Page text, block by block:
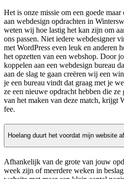
Het is onze missie om een goede
aan webdesign opdrachten in
weten wij hoe lastig het kan zijn om
ons passen. Niet iedere webdesigner
met WordPress even leuk en anderen
het opzetten van een webshop. Door
koppelen aan een webdesign bureau
aan de slag te gaan creëren wij een
je een bureau vindt dat graag met je
ze een nieuwe opdracht hebben die
van het maken van deze match, krijgt
fee.
Hoelang duurt het voordat mijn website
Afhankelijk van de grote van jouw
week zijn of meerdere weken in